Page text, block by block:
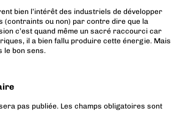
bien l’intérêt des industriels de développer
(contraints ou non) par contre dire que la
c’est quand même un sacré raccourci car
il a bien fallu produire cette énergie. Mais
le bon sens.
pas publiée. Les champs obligatoires sont